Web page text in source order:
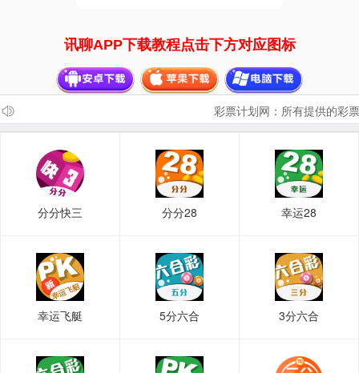
讯聊APP下载教程点击下方对应图标
彩票计划网：所有提供的彩
分分快三 分分28 幸运28
幸运飞艇 5分六合 3分六合